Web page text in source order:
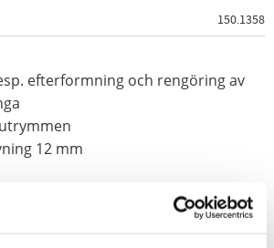
150.1358
efterformning och rengöring av
12 mm